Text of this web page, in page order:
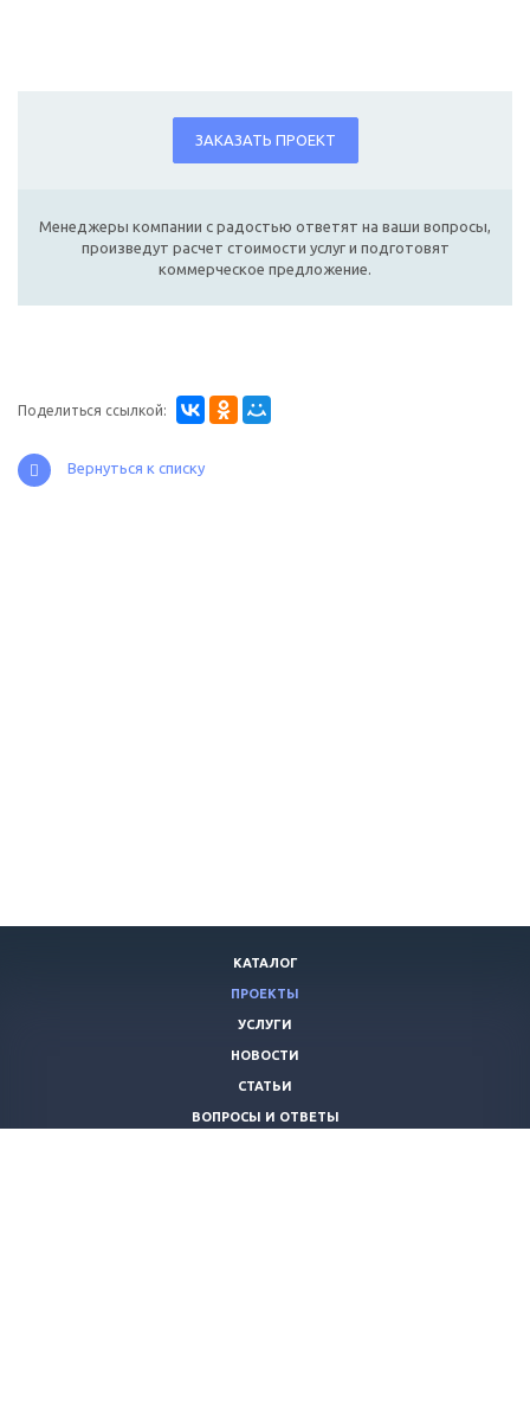
ЗАКАЗАТЬ ПРОЕКТ
Менеджеры компании с радостью ответят на ваши вопросы,
произведут расчет стоимости услуг и подготовят
коммерческое предложение.
Поделиться ссылкой:
Вернуться к списку
КАТАЛОГ
ПРОЕКТЫ
УСЛУГИ
НОВОСТИ
СТАТЬИ
ВОПРОСЫ И ОТВЕТЫ